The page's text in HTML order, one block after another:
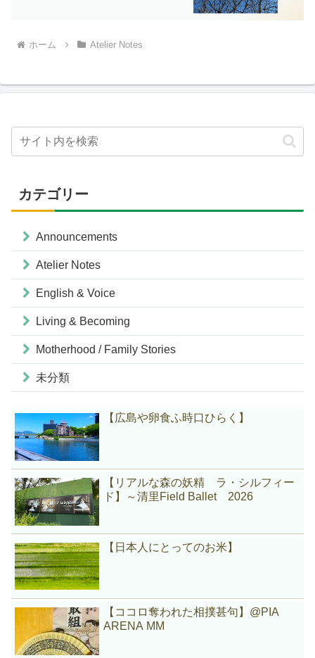
ホーム Atelier Notes
カテゴリー
Announcements
Atelier Notes
English & Voice
Living & Becoming
Motherhood / Family Stories
未分類
【広島や卵食ふ時口ひらく】
【リアルな森の妖精 ラ・シルフィー
ド】～清里Field Ballet 2026
【日本人にとってのお米】
【ココロ奪われた相撲甚句】@PIA
ARENA MM